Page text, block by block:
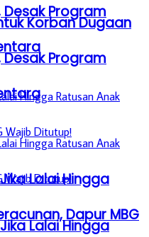
Desak Program
Lalai Hingga
Dapur MBG
Korban Dugaan
Desak Program
Lalai Hingga